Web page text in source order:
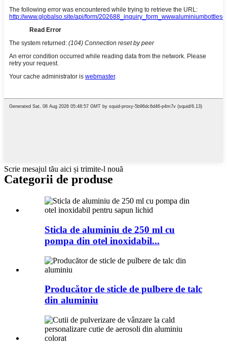
Scrie mesajul tău aici și trimite-l nouă
Categorii de produse
Sticla de aluminiu de 250 ml cu
pompa din otel inoxidabil...
Producător de sticle de pulbere de talc
din aluminiu